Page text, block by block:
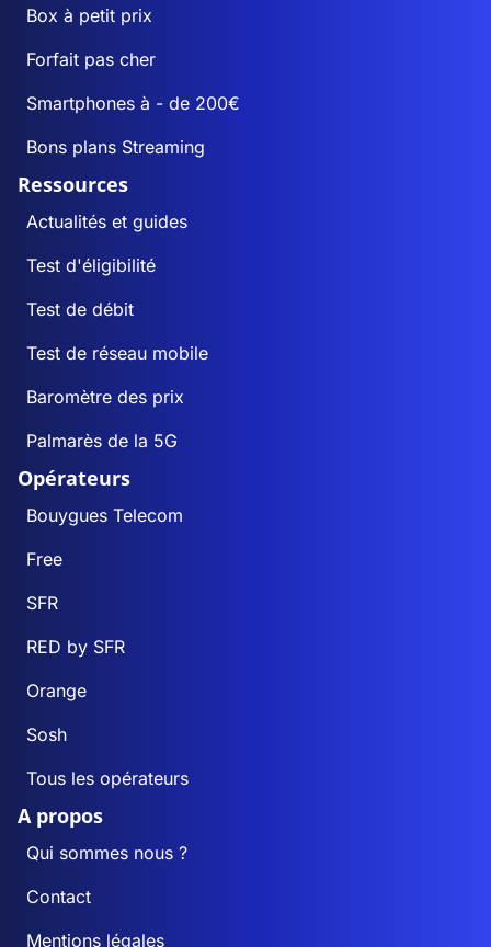
Box à petit prix
Forfait pas cher
Smartphones à - de 200€
Bons plans Streaming
Ressources
Actualités et guides
Test d'éligibilité
Test de débit
Test de réseau mobile
Baromètre des prix
Palmarès de la 5G
Opérateurs
Bouygues Telecom
Free
SFR
RED by SFR
Orange
Sosh
Tous les opérateurs
A propos
Qui sommes nous ?
Contact
Mentions légales